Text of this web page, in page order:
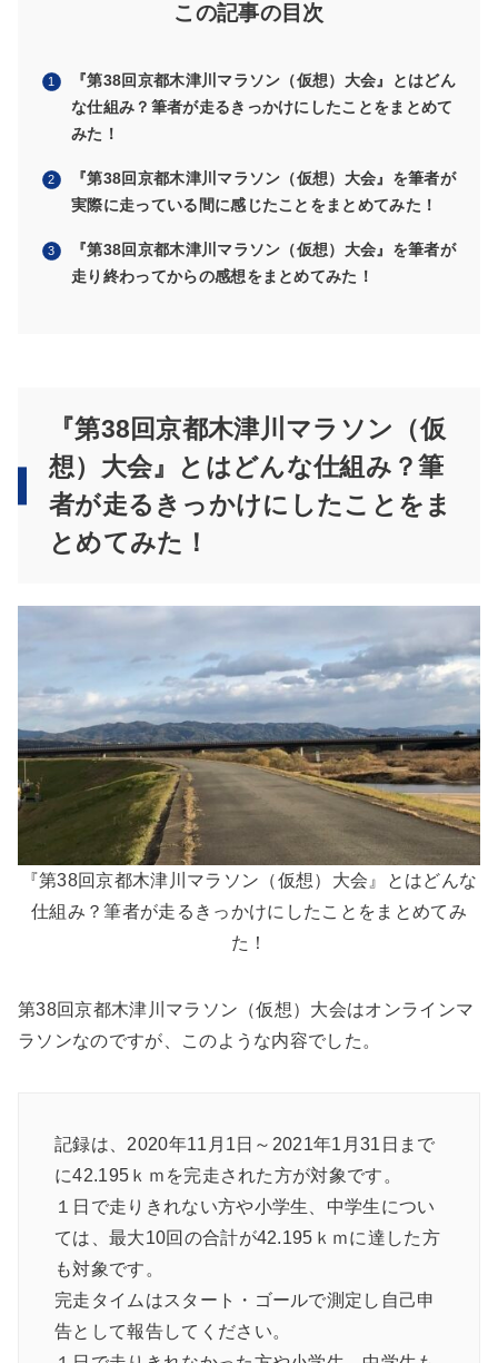
この記事の目次
『第38回京都木津川マラソン（仮想）大会』とはどん
な仕組み？筆者が走るきっかけにしたことをまとめて
みた！
『第38回京都木津川マラソン（仮想）大会』を筆者が
実際に走っている間に感じたことをまとめてみた！
『第38回京都木津川マラソン（仮想）大会』を筆者が
走り終わってからの感想をまとめてみた！
『第38回京都木津川マラソン（仮
想）大会』とはどんな仕組み？筆
者が走るきっかけにしたことをま
とめてみた！
『第38回京都木津川マラソン（仮想）大会』とはどんな
仕組み？筆者が走るきっかけにしたことをまとめてみ
た！
第38回京都木津川マラソン（仮想）大会はオンラインマ
ラソンなのですが、このような内容でした。
記録は、2020年11月1日～2021年1月31日まで
に42.195ｋｍを完走された方が対象です。
１日で走りきれない方や小学生、中学生につい
ては、最大10回の合計が42.195ｋｍに達した方
も対象です。
完走タイムはスタート・ゴールで測定し自己申
告として報告してください。